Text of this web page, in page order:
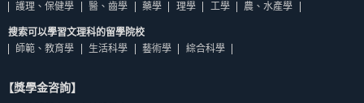
護理、保健學
醫、齒學 藥學 理學 工學 農、水產學
搜索可以學習文理科的留學院校
師範、教育學
生活科學 藝術學 綜合科學
【獎學金咨詢】